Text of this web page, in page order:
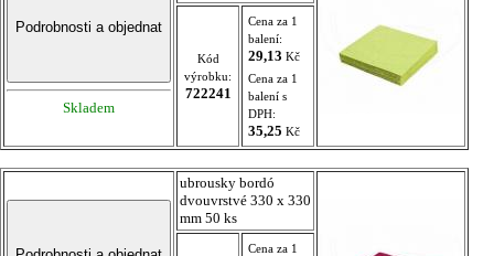
Skladem
Kód
výrobku:
722241
Cena za 1
balení:
29,13 Kč
Cena za 1
balení s
DPH:
35,25 Kč
ubrousky bordó
dvouvrstvé 330 x 330
mm 50 ks
Cena za 1